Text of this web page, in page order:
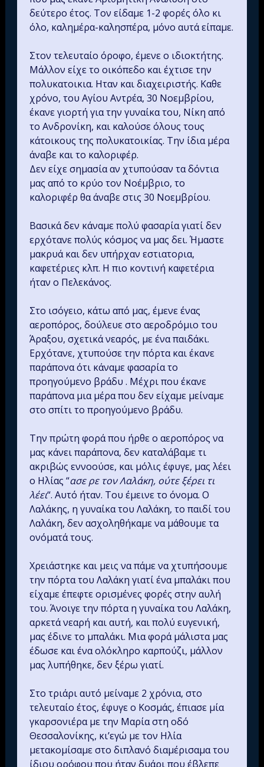
δεύτερο έτος. Τον είδαμε 1-2 φορές όλο κι
όλο, καλημέρα-καλησπέρα, μόνο αυτά είπαμε.
Στον τελευταίο όροφο, έμενε ο ιδιοκτήτης.
Μάλλον είχε το οικόπεδο και έχτισε την
πολυκατοικια. Ηταν και διαχειριστής. Καθε
χρόνο, του Αγίου Αντρέα, 30 Νοεμβρίου,
έκανε γιορτή για την γυναίκα του, Νίκη από
το Ανδρονίκη, και καλούσε όλους τους
κάτοικους της πολυκατοικίας. Την ίδια μέρα
άναβε και το καλοριφέρ.
Δεν είχε σημασία αν χτυπούσαν τα δόντια
μας από το κρύο τον Νοέμβριο, το
καλοριφέρ θα άναβε στις 30 Νοεμβρίου.
Βασικά δεν κάναμε πολύ φασαρία γιατί δεν
ερχότανε πολύς κόσμος να μας δει. Ήμαστε
μακρυά και δεν υπήρχαν εστιατορια,
καφετέριες κλπ. Η πιο κοντινή καφετέρια
ήταν ο Πελεκάνος.
Στο ισόγειο, κάτω από μας, έμενε ένας
αεροπόρος, δούλευε στο αεροδρόμιο του
Άραξου, σχετικά νεαρός, με ένα παιδάκι.
Ερχότανε, χτυπούσε την πόρτα και έκανε
παράπονα ότι κάναμε φασαρία το
προηγούμενο βράδυ . Μέχρι που έκανε
παράπονα μια μέρα που δεν είχαμε μείναμε
στο σπίτι το προηγούμενο βράδυ.
Την πρώτη φορά που ήρθε ο αεροπόρος να
μας κάνει παράπονα, δεν καταλάβαμε τι
ακριβώς εννοούσε, και μόλις έφυγε, μας λέει
ο Ηλίας “ασε ρε τον Λαλάκη, ούτε ξέρει τι
λέει“. Αυτό ήταν. Του έμεινε το όνομα. Ο
Λαλάκης, η γυναίκα του Λαλάκη, το παιδί του
Λαλάκη, δεν ασχοληθήκαμε να μάθουμε τα
ονόματά τους.
Χρειάστηκε και μεις να πάμε να χτυπήσουμε
την πόρτα του Λαλάκη γιατί ένα μπαλάκι που
είχαμε έπεφτε ορισμένες φορές στην αυλή
του. Άνοιγε την πόρτα η γυναίκα του Λαλάκη,
αρκετά νεαρή και αυτή, και πολύ ευγενική,
μας έδινε το μπαλάκι. Μια φορά μάλιστα μας
έδωσε και ένα ολόκληρο καρπούζι, μάλλον
μας λυπήθηκε, δεν ξέρω γιατί.
Στο τριάρι αυτό μείναμε 2 χρόνια, στο
τελευταίο έτος, έφυγε ο Κοσμάς, έπιασε μία
γκαρσονιέρα με την Μαρία στη οδό
Θεσσαλονίκης, κι’εγώ με τον Ηλία
μετακομίσαμε στο διπλανό διαμέρισαμα του
ίδιου ορόφου που ήταν δυάρι που έβλεπε